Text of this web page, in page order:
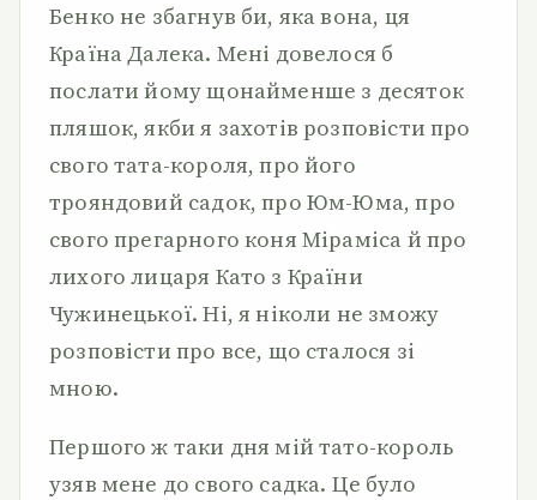
Бенко не збагнув би, яка вона, ця
Країна Далека. Мені довелося б
послати йому щонайменше з десяток
пляшок, якби я захотів розповісти про
свого тата-короля, про його
трояндовий садок, про Юм-Юма, про
свого прегарного коня Міраміса й про
лихого лицаря Като з Країни
Чужинецької. Ні, я ніколи не зможу
розповісти про все, що сталося зі
мною.
Першого ж таки дня мій тато-король
узяв мене до свого садка. Це було